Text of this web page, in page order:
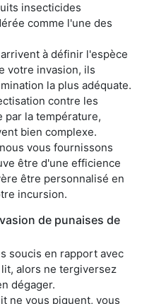
insecticides
comme l'une des
à définir l'espèce
votre invasion, ils
la plus adéquate.
contre les
par la température,
bien complexe.
vous fournissons
être d'une efficience
être personnalisé en
incursion.
de punaises de
soucis en rapport avec
alors ne tergiversez
dégager.
ne vous piquent, vous